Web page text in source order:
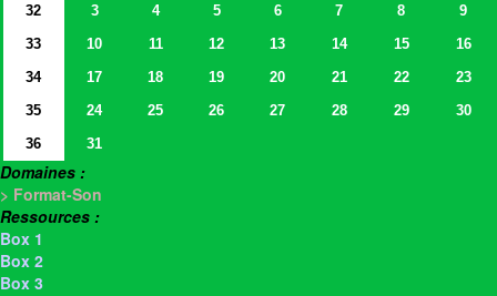
32
3 4 5 6 7 8
9
33
10 11 12 13 14 15
16
34
17 18 19 20 21 22
23
35
24 25 26 27 28 29
30
36
31
Domaines :
> Format-Son
Ressources :
Box 1
Box 2
Box 3